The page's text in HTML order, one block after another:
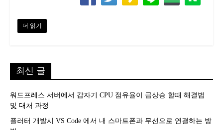
더 읽기
최신 글
워드프레스 서버에서 갑자기 CPU 점유율이 급상승 할때 해결법
및 대처 과정
플러터 개발시 VS Code 에서 내 스마트폰과 무선으로 연결하는 방